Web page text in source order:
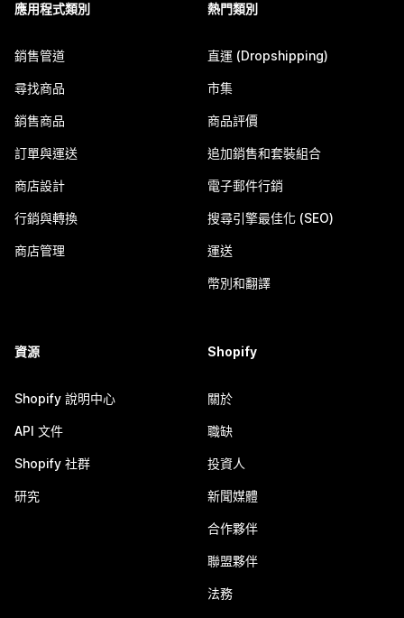
應用程式類別
銷售管道
尋找商品
銷售商品
訂單與運送
商店設計
行銷與轉換
商店管理
熱門類別
直運 (Dropshipping)
市集
商品評價
追加銷售和套裝組合
電子郵件行銷
搜尋引擎最佳化 (SEO)
運送
幣別和翻譯
資源
Shopify 說明中心
API 文件
Shopify 社群
研究
Shopify
關於
職缺
投資人
新聞媒體
合作夥伴
聯盟夥伴
法務